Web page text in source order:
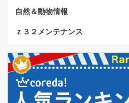
自然＆動物情報
ｚ３２メンテナンス